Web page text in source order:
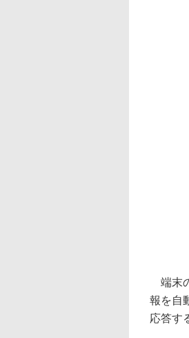
端末
報を自
応答す